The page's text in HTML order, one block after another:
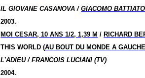
IL GIOVANE CASANOVA /GIACOMO BATTIATO
2003.
MOI CESAR, 10 ANS 1/2, 1,39 M / RICHARD
THIS WORLD (AU BOUT DU MONDE A
L’ADIEU / FRANCOIS LUCIANI (TV)
2004.